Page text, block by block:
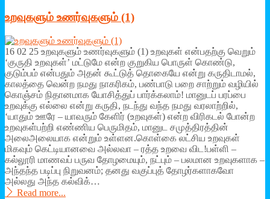
உறவுகளும் உணர்வுகளும் (1)
16 02 25 உறவுகளும் உணர்வுகளும் (1) உறவுகள் என்பதற்கு வெறும்
‘குருதி உறவுகள்’ மட்டுமே என்ற குறுகிய பொருள் கொண்டு,
குடும்பம் என்பதும் அதன் கூட்டுத் தொகையே என்று கருதிடாமல்,
காலத்தை வென்ற நமது நாகரிகம், பண்பாடு பறை சாற்றும் வழியில்
கொஞ்சம் நிதானமாக யோசித்துப் பார்க்கலாம்! மானுடப் பரப்பை
உறவுக்கு எல்லை என்று கருதி, நடந்து வந்த நமது வரலாற்றில்,
‘யாதும் ஊரே – யாவரும் கேளிர் (உறவுகள்) என்ற விரிகடல் போன்ற
உறவுகள்பற்றி எண்ணிய பெருமிதம், மானுட சமுத்திரத்தின்
அலைஅலையாக என்றும் உள்ளன.கொள்கை லட்சிய உறவுகள்
மிகவும் கெட்டியானவை அல்லவா – ரத்த உறவை விட!பள்ளி –
கல்லூரி மாணவப் பருவ தோழமையும், நட்பும் – பலமான உறவுகளாக –
அந்தந்த படிப்பு நிறுவனம்; தனது வகுப்புத் தோழர்களாகவோ
அல்லது அந்த கல்விக்…
Read more...